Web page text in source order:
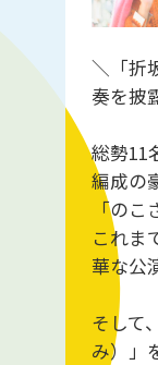
＼「折
奏を披
総勢11
編成の
「の
これま
華な公
そして
み）」